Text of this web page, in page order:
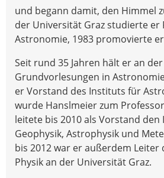
und begann damit, den Himmel
der Universität Graz studierte er
Astronomie, 1983 promovierte
Seit rund 35 Jahren hält er an der
Grundvorlesungen in
er Vorstand des Instituts für
wurde Hanslmeier zum
leitete bis 2010 als Vorstand
Geophysik, Astrophysik und
bis 2012 war er außerdem
Physik an der Universität Graz.